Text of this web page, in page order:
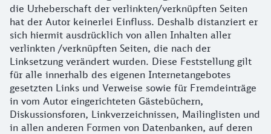
die Urheberschaft der verlinkten/verknüpften Seiten
hat der Autor keinerlei Einfluss. Deshalb distanziert er
sich hiermit ausdrücklich von allen Inhalten aller
verlinkten /verknüpften Seiten, die nach der
Linksetzung verändert wurden. Diese Feststellung gilt
für alle innerhalb des eigenen Internetangebotes
gesetzten Links und Verweise sowie für Fremdeinträge
in vom Autor eingerichteten Gästebüchern,
Diskussionsforen, Linkverzeichnissen, Mailinglisten und
in allen anderen Formen von Datenbanken, auf deren